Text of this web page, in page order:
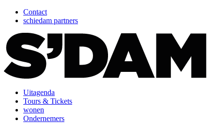
Contact
schiedam partners
Uitagenda
Tours & Tickets
wonen
Ondernemers